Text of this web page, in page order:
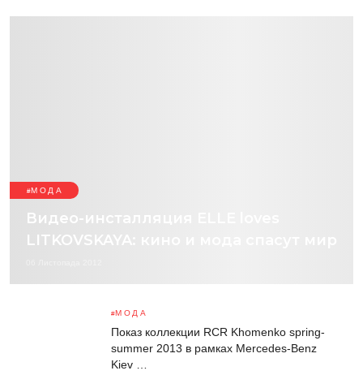
МОДА
Видео-инсталляция ELLE loves
LITKOVSKAYA: кино и мода спасут мир
МОДА
Показ коллекции RCR Khomenko spring-
summer 2013 в рамках Mercedes-Benz
Kiev …